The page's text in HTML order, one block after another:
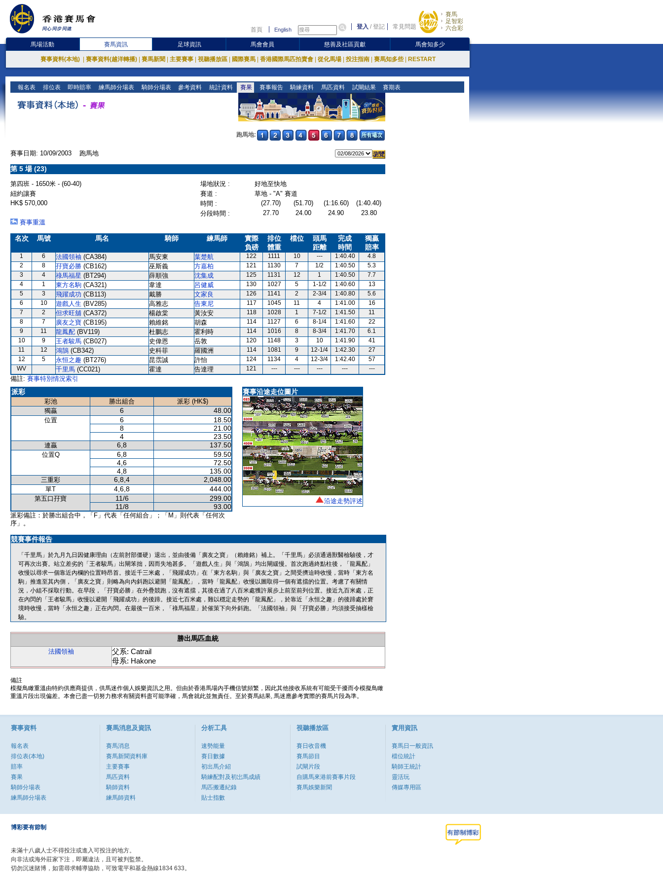
首頁 English 登入 /登記 常見問題
賽馬
足智彩
六合彩
馬場活動 賽馬資訊 足球資訊 馬會會員 慈善及社區貢獻 馬會知多少
賽事資料(本地) 賽事資料(越洋轉播) 賽馬新聞 主要賽事 視聽播放區 國際賽馬 香港國際馬匹拍賣會 從化馬場 投注指南 賽馬知多些 RESTART
報名表 排位表 即時賠率 練馬師分場表 騎師分場表 參考資料 統計資料 賽果 賽事報告 騎練資料 馬匹資料 試閘結果 賽期表
跑馬地:
賽事日期: 10/09/2003 跑馬地
第 5 場 (23)
第四班 - 1650米 - (60-40) 場地狀況 :
好地至快地
紐約讓賽
賽道 :
草地 - "A" 賽道
HK$ 570,000
時間 : (27.70) (51.70) (1:16.60)
(1:40.40)
分段時間 :
27.70 24.00 24.90
23.80
賽事重溫
名次 馬號 馬名 騎師 練馬師
實際
負磅
排位
體重
檔位
頭馬
距離
完成
時間
獨贏
賠率
1 6 法國領袖 (CA384) 馬安東 葉楚航 122 1111 10 --- 1:40.40
4.8
2
8 孖寶必勝 (CB162) 巫斯義 方嘉柏 121 1130 7 1/2 1:40.50
5.3
3
4 祿馬福星 (BT294) 薛順強 沈集成 125 1131 12 1 1:40.50
7.7
4
1 東方名駒 (CA321) 韋達 呂健威 130 1027 5 1-1/2 1:40.60
13
5
3 飛躍成功 (CB113) 戴勝 文家良 126 1141 2 2-3/4 1:40.80
5.6
6
10 遊戲人生 (BV285) 高雅志 告東尼 117 1045 11 4 1:41.00
16
7
2 但求旺舖 (CA372) 楊啟棠 黃汝安 118 1028 1 7-1/2 1:41.50
11
8
7 廣友之寶 (CB195) 賴維銘 胡森 114 1127 6 8-1/4 1:41.60
22
9
11 龍鳳配 (BV119) 杜鵬志 霍利時 114 1016 8 8-3/4 1:41.70
6.1
10
9 王者駿馬 (CB027) 史偉恩 岳敦 120 1148 3 10 1:41.90
41
11
12 鴻鵠 (CB342) 史科菲 羅國洲 114 1081 9 12-1/4 1:42.30
27
12
5 永恒之趣 (BT276) 昆霑誠 許怡 124 1134 4 12-3/4 1:42.40
57
WV
千里馬 (CC021) 霍達 告達理 121 --- --- --- --- ---
備註: 賽事特別情況索引
派彩
彩池 勝出組合
派彩 (HK$)
獨贏
6 48.00
位置 6
18.50
8
21.00
4
23.50
連贏 6,8 137.50
位置Q 6,8
59.50
4,6
72.50
4,8
135.00
三重彩 6,8,4 2,048.00
單T 4,6,8 444.00
第五口孖寶 11/6
299.00
11/8
93.00
派彩備註：於勝出組合中，「F」代表「任何組合」；「M」則代表「任何次
序」。
賽事沿途走位圖片
沿途走勢評述
競賽事件報告
「千里馬」於九月九日因健康理由（左前肘部僵硬）退出，並由後備「廣友之寶」（賴維銘）補上。「千里馬」必須通過獸醫檢驗後，才
可再次出賽。站立差劣的「王者駿馬」出閘笨拙，因而失地甚多。「遊戲人生」與「鴻鵠」均出閘緩慢。首次跑過終點柱後，「龍鳳配」
收慢以尋求一個靠近內欄的位置時昂首。接近千三米處，「飛躍成功」在「東方名駒」與「廣友之寶」之間受擠迫時收慢，當時「東方名
駒」推進至其內側，「廣友之寶」則略為向內斜跑以避開「龍鳳配」，當時「龍鳳配」收慢以圖取得一個有遮擋的位置。考慮了有關情
況，小組不採取行動。在早段，「孖寶必勝」在外疊競跑，沒有遮擋，其後在過了八百米處獲許展步上前至前列位置。接近九百米處，正
在內閃的「王者駿馬」收慢以避開「飛躍成功」的後蹄。接近七百米處，難以穩定走勢的「龍鳳配」，於靠近「永恒之趣」的後蹄處於窘
境時收慢，當時「永恒之趣」正在內閃。在最後一百米，「祿馬福星」於催策下向外斜跑。「法國領袖」與「孖寶必勝」均須接受抽樣檢
驗。
勝出馬匹血統
法國領袖
父系: Catrail
母系: Hakone
備註
模擬鳥瞰重溫由特約供應商提供，供馬迷作個人娛樂資訊之用。但由於香港馬場內手機信號頻繁，因此其他接收系統有可能受干擾而令模擬鳥瞰
重溫片段出現偏差。本會已盡一切努力務求有關資料盡可能準確，馬會就此並無責任。至於賽馬結果, 馬迷應參考實際的賽馬片段為準。
賽事資料
報名表
排位表(本地)
賠率
賽果
騎師分場表
練馬師分場表
賽馬消息及資訊
賽馬消息
賽馬新聞資料庫
主要賽事
馬匹資料
騎師資料
練馬師資料
分析工具
速勢能量
賽日數據
初出馬介紹
騎練配對及初岀馬成績
馬匹搬遷紀錄
貼士指數
視聽播放區
賽日收音機
賽馬節目
試閘片段
自購馬來港前賽事片段
賽馬娛樂新聞
實用資訊
賽馬日一般資訊
檔位統計
騎師王統計
靈活玩
傳媒專用區
博彩要有節制
未滿十八歲人士不得投注或進入可投注的地方。
向非法或海外莊家下注，即屬違法，且可被判監禁。
切勿沉迷賭博，如需尋求輔導協助，可致電平和基金熱線1834 633。